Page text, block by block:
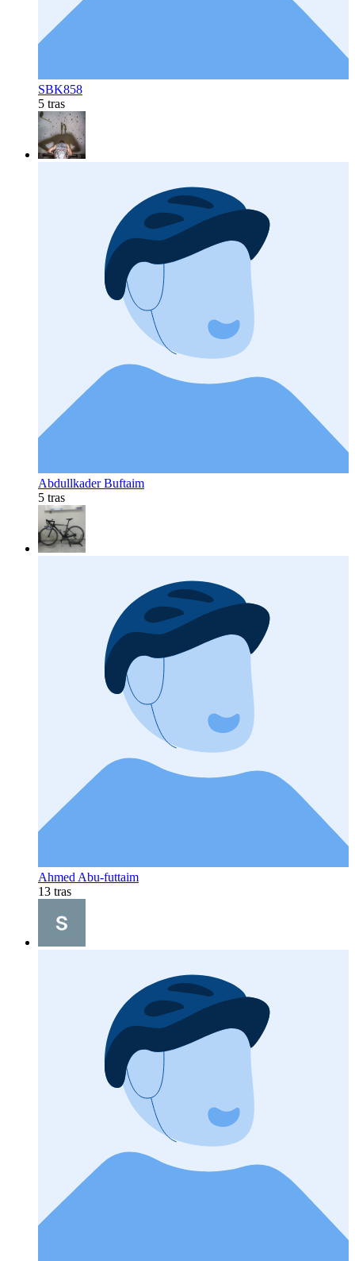
SBK858
5 tras
Abdullkader Buftaim
5 tras
Ahmed Abu-futtaim
13 tras